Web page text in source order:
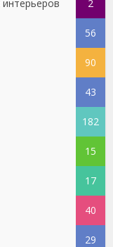
2
56
90
43
182
15
17
40
29